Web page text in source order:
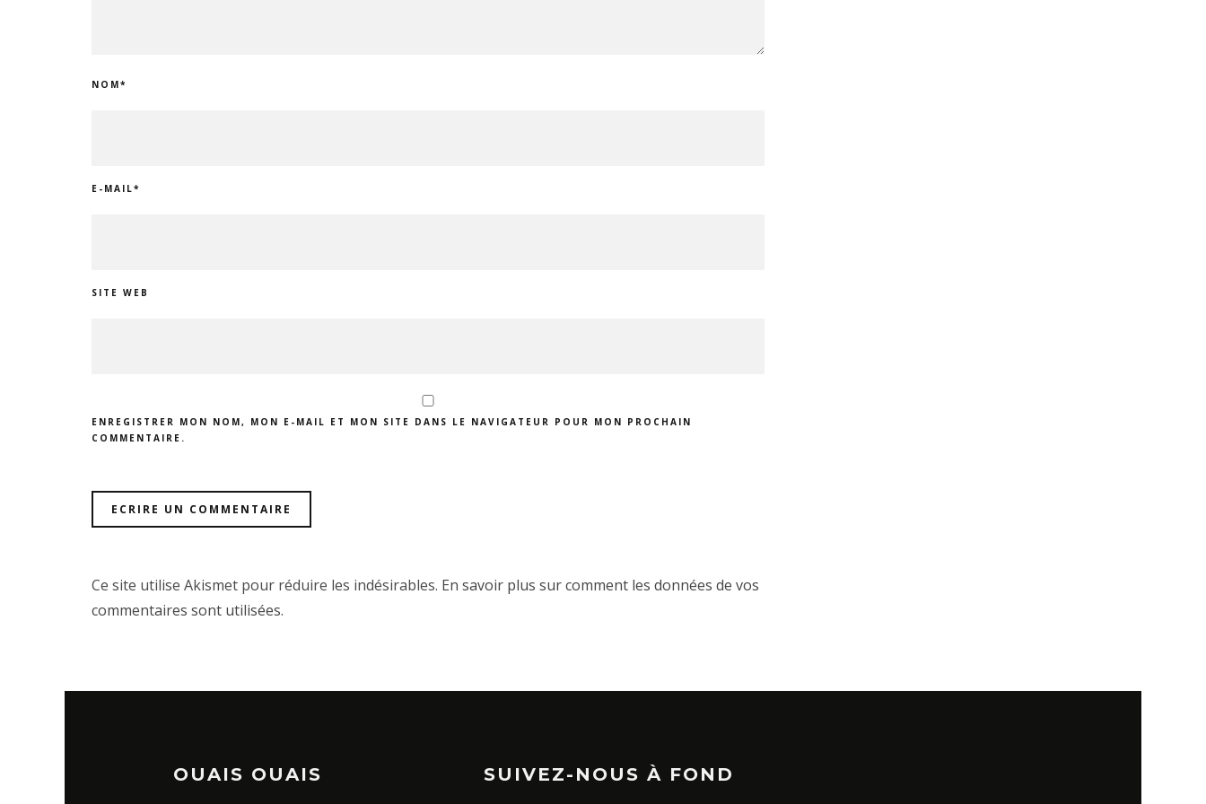
NOM*
E-MAIL*
SITE WEB
ENREGISTRER MON NOM, MON E-MAIL ET MON SITE DANS LE NAVIGATEUR POUR MON PROCHAIN
COMMENTAIRE.
Ce site utilise Akismet pour réduire les indésirables. En savoir plus sur comment les données de vos
commentaires sont utilisées.
OUAIS OUAIS SUIVEZ-NOUS À FOND